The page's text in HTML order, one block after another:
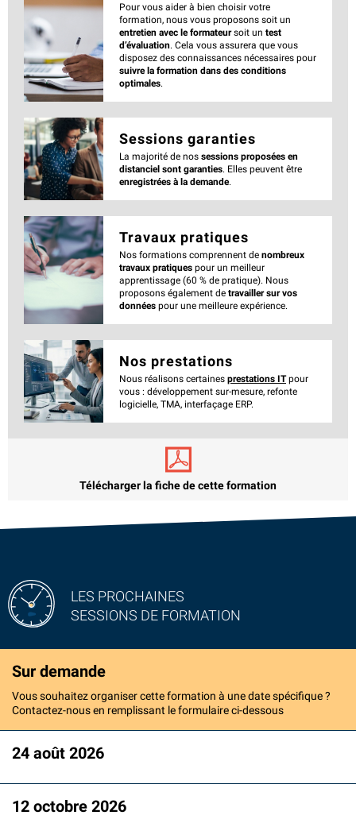
Pour vous aider à bien choisir votre
formation, nous vous proposons soit un
entretien avec le formateursoit un test
d’évaluation. Cela vous assurera que vous
disposez des connaissances nécessaires pour
suivre la formation dans des conditions
optimales.
Sessions garanties
La majorité de nos sessions proposées en
distanciel sont garanties. Elles peuvent être
enregistrées à la demande.
Travaux pratiques
Nos formations comprennent de nombreux
travaux pratiques pour un meilleur
apprentissage (60 % de pratique). Nous
proposons également de travailler sur vos
données pour une meilleure expérience.
Nos prestations
Nous réalisons certaines prestations ITpour
vous : développement sur-mesure, refonte
logicielle, TMA, interfaçage ERP.
Télécharger la fiche de cette formation
LES PROCHAINES
SESSIONS DE FORMATION
Sur demande
Vous souhaitez organiser cette formation à une date spécifique ?
Contactez-nous en remplissant le formulaire ci-dessous
24 août 2026
12 octobre 2026